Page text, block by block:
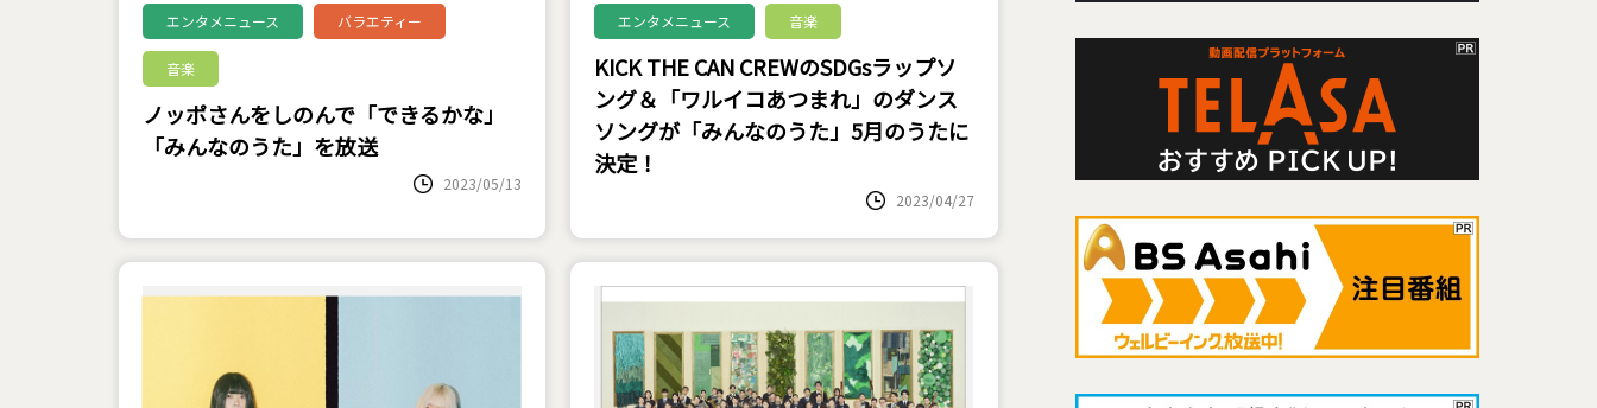
エンタメニュース バラエティー
音楽
ノッポさんをしのんで「できるかな」
「みんなのうた」を放送
2023/05/13
エンタメニュース 音楽
KICK THE CAN CREWのSDGsラップソ
ング＆「ワルイコあつまれ」のダンス
ソングが「みんなのうた」5月のうたに
決定！
2023/04/27